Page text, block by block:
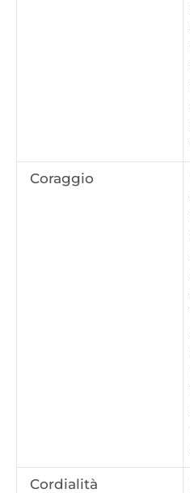
Coraggio
Cordialità